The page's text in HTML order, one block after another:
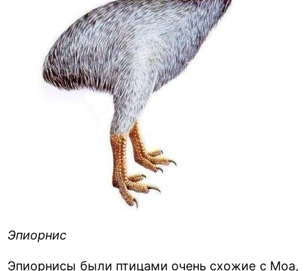
Эпиорнис
Эпиорнисы были птицами очень схожие с Моа,